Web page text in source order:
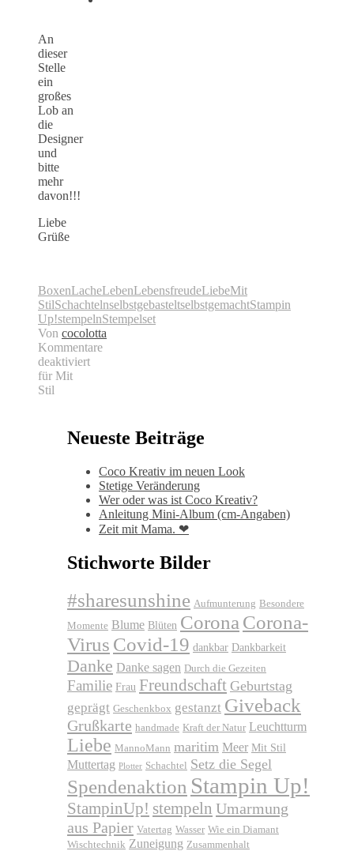
An
dieser
Stelle
ein
großes
Lob an
die
Designer
und
bitte
mehr
davon!!!
Liebe
Grüße
BoxenLacheLebenLebensfreudeLiebeMit
StilSchachtelnselbstgebasteltselbstgemachtStampin
Up!stempelnStempelset
Von cocolotta
Kommentare
deaktiviert
für Mit
Stil
Neueste Beiträge
Coco Kreativ im neuen Look
Stetige Veränderung
Wer oder was ist Coco Kreativ?
Anleitung Mini-Album (cm-Angaben)
Zeit mit Mama. ❤
Stichworte Bilder
#sharesunshine Aufmunterung Besondere
Momente Blume Blüten Corona Corona-
Virus Covid-19 dankbar Dankbarkeit
Danke Danke sagen Durch die Gezeiten
Familie Frau Freundschaft Geburtstag
geprägt Geschenkbox gestanzt Giveback
Grußkarte handmade Kraft der Natur Leuchtturm
Liebe MannoMann maritim Meer Mit Stil
Muttertag Plotter Schachtel Setz die Segel
Spendenaktion Stampin Up!
StampinUp! stempeln Umarmung
aus Papier Vatertag Wasser Wie ein Diamant
Wischtechnik Zuneigung Zusammenhalt